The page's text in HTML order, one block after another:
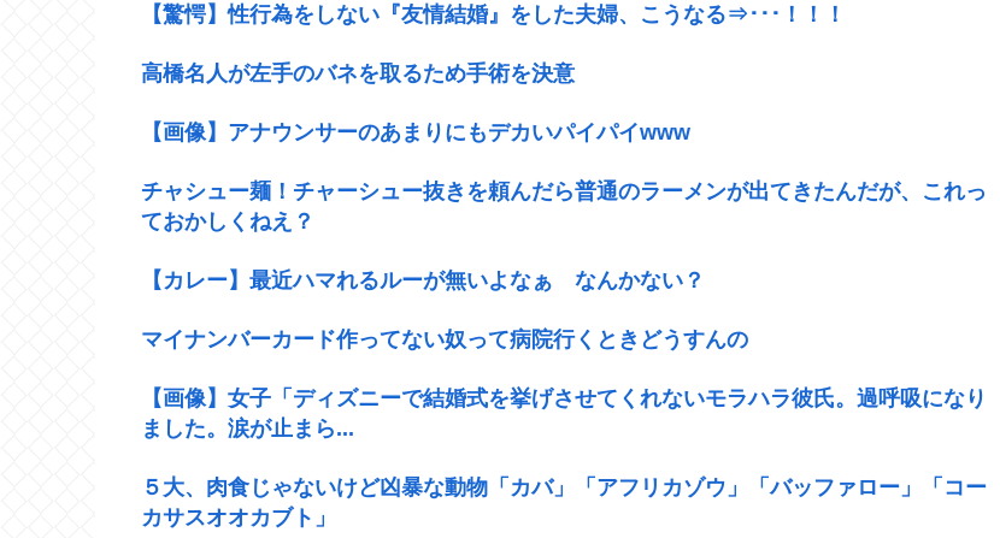
【驚愕】性行為をしない『友情結婚』をした夫婦、こうなる⇒･･･！！！
高橋名人が左手のバネを取るため手術を決意
【画像】アナウンサーのあまりにもデカいパイパイwww
チャシュー麺！チャーシュー抜きを頼んだら普通のラーメンが出てきたんだが、これっ
ておかしくねえ？
【カレー】最近ハマれるルーが無いよなぁ なんかない？
マイナンバーカード作ってない奴って病院行くときどうすんの
【画像】女子「ディズニーで結婚式を挙げさせてくれないモラハラ彼氏。過呼吸になり
ました。涙が止まら...
５大、肉食じゃないけど凶暴な動物「カバ」「アフリカゾウ」「バッファロー」「コー
カサスオオカブト」